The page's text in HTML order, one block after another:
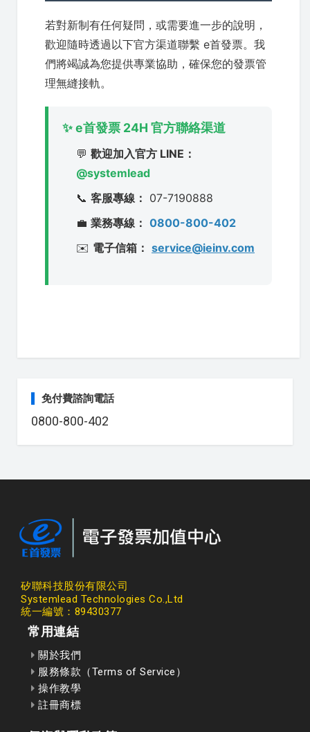
若對新制有任何疑問，或需要進一步的說明，
歡迎隨時透過以下官方渠道聯繫 e首發票。我
們將竭誠為您提供專業協助，確保您的發票管
理無縫接軌。
✨ e首發票 24H 官方聯絡渠道
💬 歡迎加入官方 LINE：
@systemlead
📞 客服專線： 07-7190888
💼 業務專線： 0800-800-402
✉️ 電子信箱： service@ieinv.com
免付費諮詢電話
0800-800-402
矽聯科技股份有限公司
Systemlead Technologies Co.,Ltd
統一編號：89430377
常用連結
關於我們
服務條款（Terms of Service）
操作教學
註冊商標